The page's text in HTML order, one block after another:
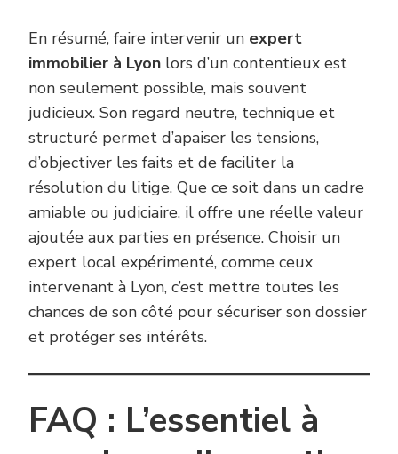
En résumé, faire intervenir un expert
immobilier à Lyon lors d’un contentieux est
non seulement possible, mais souvent
judicieux. Son regard neutre, technique et
structuré permet d’apaiser les tensions,
d’objectiver les faits et de faciliter la
résolution du litige. Que ce soit dans un cadre
amiable ou judiciaire, il offre une réelle valeur
ajoutée aux parties en présence. Choisir un
expert local expérimenté, comme ceux
intervenant à Lyon, c’est mettre toutes les
chances de son côté pour sécuriser son dossier
et protéger ses intérêts.
FAQ : L’essentiel à